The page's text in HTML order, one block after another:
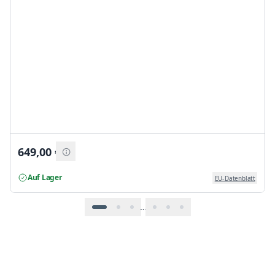
649,00 €
Auf Lager EU-Datenblatt
…